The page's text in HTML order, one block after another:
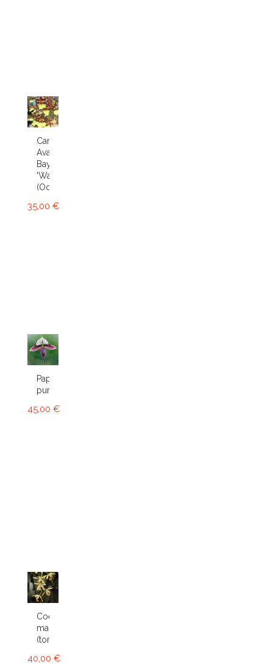
Cambria
Avalon
Bay
'Wasp'
(Odcdm.)
35,00 €
Paphiopedilum
purpuratum
45,00 €
Coelogyne
massangeana
(tomentosa)
40,00 €